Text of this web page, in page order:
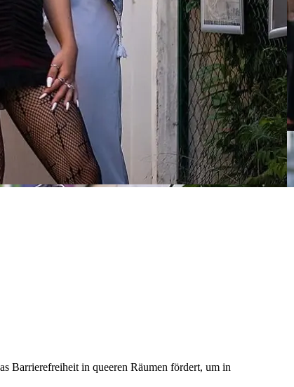
Barrierefreiheit in queeren Räumen fördert, um in